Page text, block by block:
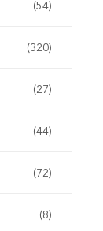
(54)
(320)
(27)
(44)
(72)
(8)